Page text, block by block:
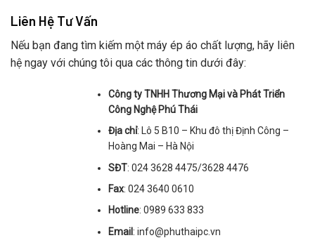
Liên Hệ Tư Vấn
Nếu bạn đang tìm kiếm một máy ép áo chất lượng, hãy liên
hệ ngay với chúng tôi qua các thông tin dưới đây:
Công ty TNHH Thương Mại và Phát Triển
Công Nghệ Phú Thái
Địa chỉ: Lô 5 B10 – Khu đô thị Định Công –
Hoàng Mai – Hà Nội
SĐT: 024 3628 4475/3628 4476
Fax: 024 3640 0610
Hotline: 0989 633 833
Email : info@phuthaipc.vn